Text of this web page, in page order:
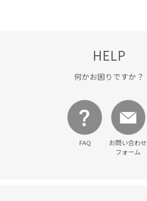
軽い着心地
HELP
何かお困りですか？
FAQ
お問い合わせ
フォーム